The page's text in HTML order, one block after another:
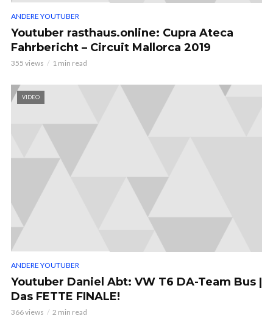
ANDERE YOUTUBER
Youtuber rasthaus.online: Cupra Ateca
Fahrbericht – Circuit Mallorca 2019
355 views 1 min read
VIDEO
ANDERE YOUTUBER
Youtuber Daniel Abt: VW T6 DA-Team Bus |
Das FETTE FINALE!
366 views 2 min read